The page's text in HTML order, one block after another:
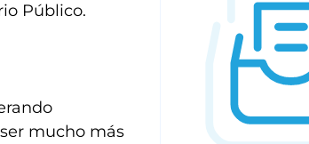
Público.
mucho más